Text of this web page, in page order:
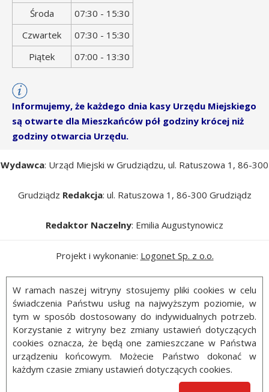
Środa
07:30 - 15:30
Czwartek
07:30 - 15:30
Piątek
07:00 - 13:30
Informujemy, że każdego dnia kasy Urzędu Miejskiego
są otwarte dla Mieszkańców pół godziny krócej niż
godziny otwarcia Urzędu.
Wydawca: Urząd Miejski w Grudziądzu, ul. Ratuszowa 1, 86-300
Grudziądz Redakcja: ul. Ratuszowa 1, 86-300 Grudziądz
Redaktor Naczelny: Emilia Augustynowicz
Projekt i wykonanie: Logonet Sp. z o.o.
W ramach naszej witryny stosujemy pliki cookies w celu
świadczenia Państwu usług na najwyższym poziomie, w
tym w sposób dostosowany do indywidualnych potrzeb.
Korzystanie z witryny bez zmiany ustawień dotyczących
cookies oznacza, że będą one zamieszczane w Państwa
urządzeniu końcowym. Możecie Państwo dokonać w
każdym czasie zmiany ustawień dotyczących cookies.